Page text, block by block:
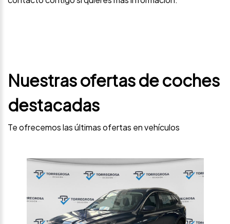
Nuestras ofertas de coches
destacadas
Te ofrecemos las últimas ofertas en vehículos